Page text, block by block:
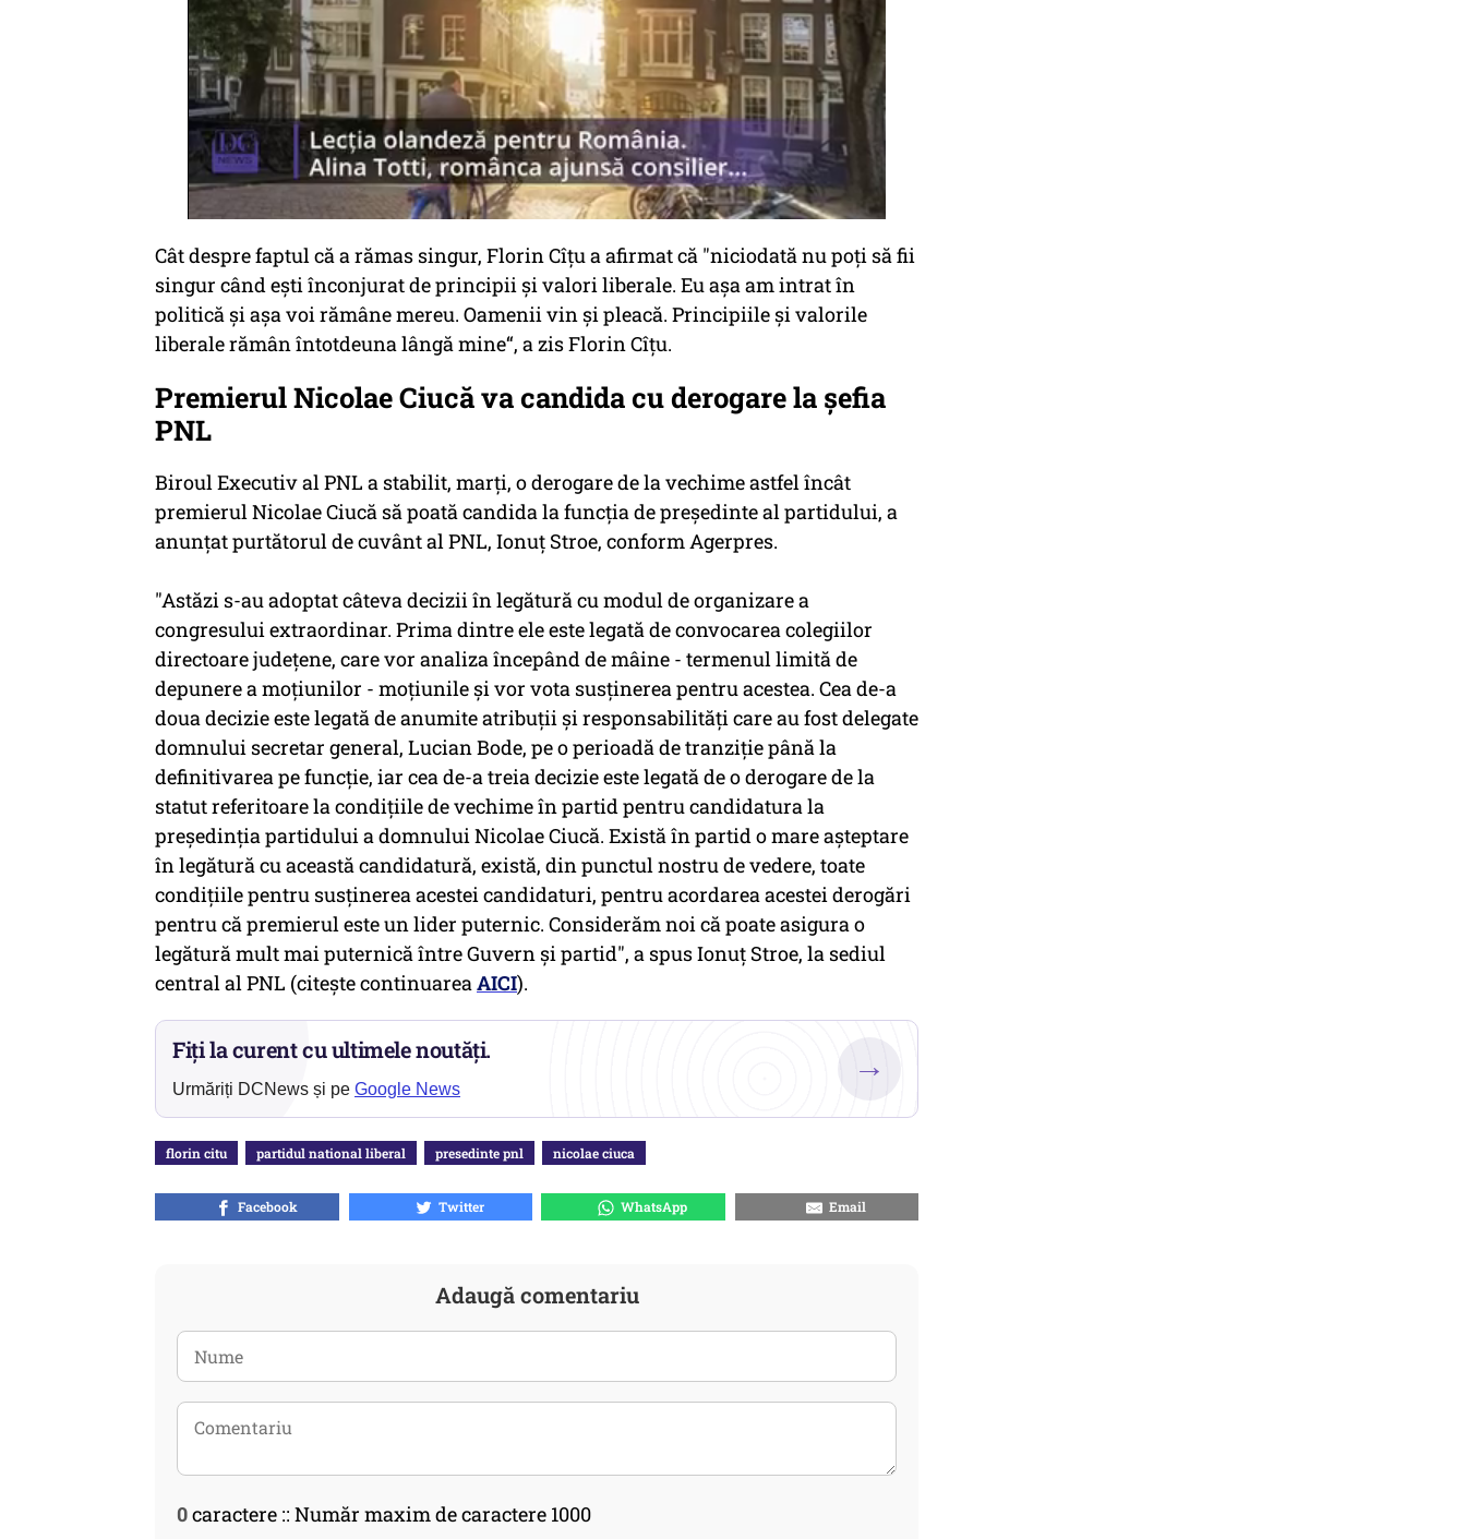
Cât despre faptul că a rămas singur, Florin Cîțu a afirmat că "niciodată nu poţi să fii
singur când eşti înconjurat de principii şi valori liberale. Eu aşa am intrat în
politică şi aşa voi rămâne mereu. Oamenii vin şi pleacă. Principiile şi valorile
liberale rămân întotdeuna lângă mine“, a zis Florin Cîțu.
Premierul Nicolae Ciucă va candida cu derogare la șefia
PNL
Biroul Executiv al PNL a stabilit, marți, o derogare de la vechime astfel încât
premierul Nicolae Ciucă să poată candida la funcţia de preşedinte al partidului, a
anunţat purtătorul de cuvânt al PNL, Ionuț Stroe, conform Agerpres.
"Astăzi s-au adoptat câteva decizii în legătură cu modul de organizare a
congresului extraordinar. Prima dintre ele este legată de convocarea colegiilor
directoare judeţene, care vor analiza începând de mâine - termenul limită de
depunere a moţiunilor - moţiunile şi vor vota susţinerea pentru acestea. Cea de-a
doua decizie este legată de anumite atribuţii şi responsabilităţi care au fost delegate
domnului secretar general, Lucian Bode, pe o perioadă de tranziţie până la
definitivarea pe funcţie, iar cea de-a treia decizie este legată de o derogare de la
statut referitoare la condiţiile de vechime în partid pentru candidatura la
preşedinţia partidului a domnului Nicolae Ciucă. Există în partid o mare aşteptare
în legătură cu această candidatură, există, din punctul nostru de vedere, toate
condiţiile pentru susţinerea acestei candidaturi, pentru acordarea acestei derogări
pentru că premierul este un lider puternic. Considerăm noi că poate asigura o
legătură mult mai puternică între Guvern şi partid", a spus Ionuț Stroe, la sediul
central al PNL (citește continuareaAICI).
Fiți la curent cu ultimele noutăți.
Urmăriți DCNews și pe Google News
→
florin citu partidul national liberal presedinte pnl nicolae ciuca
Facebook Twitter WhatsApp Email
Adaugă comentariu
0caractere :: Număr maxim de caractere 1000